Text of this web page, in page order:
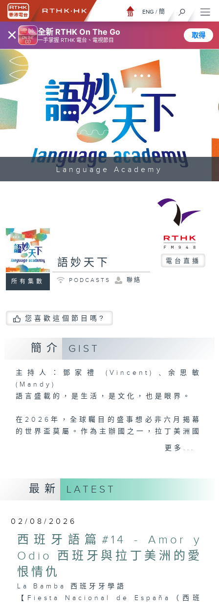
× 全新 RTHK On The Go
一手掌握 RTHK 電台、電視節目
取得
ENG / 簡
Language Academy
所有集數
語妙天下 電台直播
PODCASTS 聯絡
您喜歡這個節目嗎?
簡介 GIST
主持人：鄧家禮 (Vincent)﹑余思敏
(Mandy)
語言盛載的，是生活，是文化，也是眼界。
在2026年，全球矚目的盛事想必非六月揭幕
的世界盃莫屬。作為主辦國之一，拉丁美洲國
家墨西哥自然成為焦點所在。西班牙語作為拉
本系列節目從西班牙語出發，帶領聽眾認識拉
美的歷史底蘊、節慶習俗與足球狂熱。透過語
同時，更能深度感受拉丁美洲的獨特魅力，促
進文化交流與共融。
#香港電台文教組
更多...
最新 LATEST
02/08/2026
西班牙語篇#14 - Amor y
Odio 西班牙與拉丁美洲的愛
恨情仇
La Bamba 西班牙牙學語
【Fiesta Nacional de España（西班